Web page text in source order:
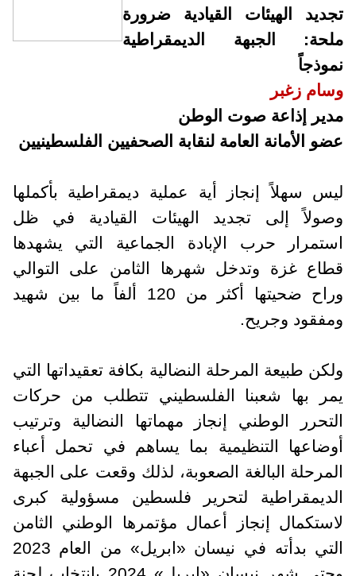
تجديد الهيئات القيادية ضرورة
ملحة: الجبهة الديمقراطية
نموذجاً
وسام زغبر
مدير إذاعة صوت الوطن
عضو الأمانة العامة لنقابة الصحفيين الفلسطينيين
ليس سهلاً إنجاز أية عملية ديمقراطية بأكملها
وصولاً إلى تجديد الهيئات القيادية في ظل
استمرار حرب الإبادة الجماعية التي يشهدها
قطاع غزة وتدخل شهرها الثامن على التوالي
وراح ضحيتها أكثر من 120 ألفاً ما بين شهيد
ومفقود وجريح.
ولكن طبيعة المرحلة النضالية بكافة تعقيداتها التي
يمر بها شعبنا الفلسطيني تتطلب من حركات
التحرر الوطني إنجاز مهماتها النضالية وترتيب
أوضاعها التنظيمية بما يساهم في تحمل أعباء
المرحلة البالغة الصعوبة، لذلك وقعت على الجبهة
الديمقراطية لتحرير فلسطين مسؤولية كبرى
لاستكمال إنجاز أعمال مؤتمرها الوطني الثامن
التي بدأته في نيسان «ابريل» من العام 2023